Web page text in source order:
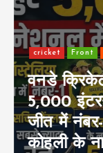
Front Share
Stock
अंक टूटा,
निवेशकों